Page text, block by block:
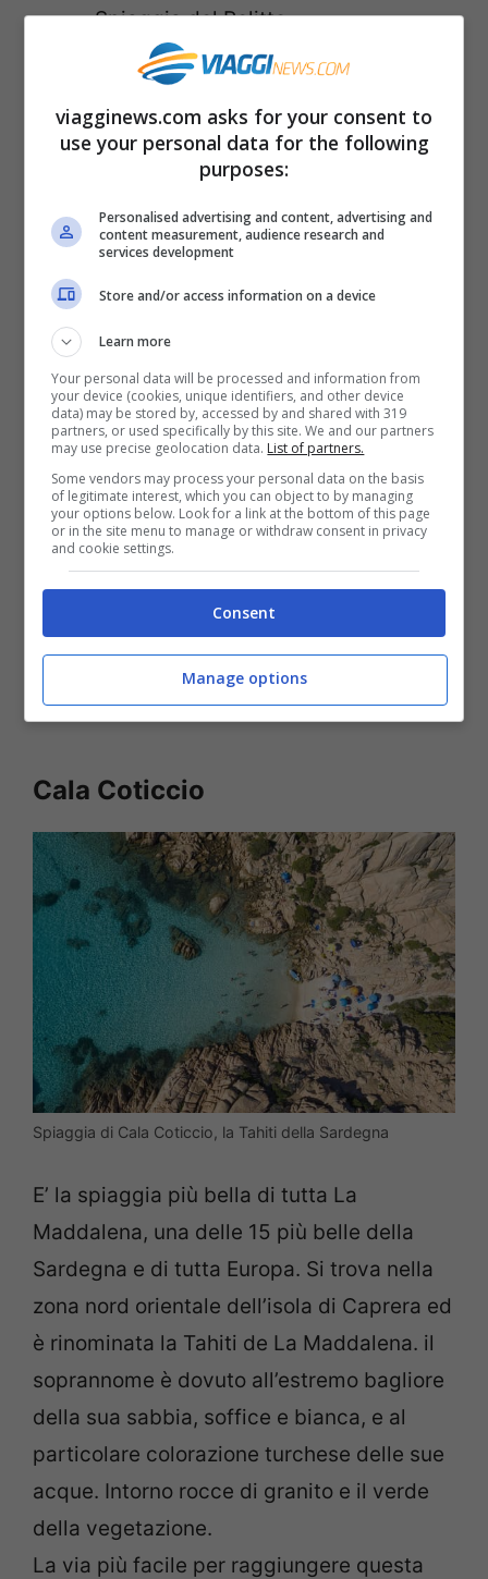
Spiaggia del Relitto
La Mappa delle spiagge di Caprera
Cala Coticcio
Spiaggia di Cala Coticcio, la Tahiti della Sardegna
E’ la spiaggia più bella di tutta La
Maddalena, una delle 15 più belle della
Sardegna e di tutta Europa. Si trova nella
zona nord orientale dell’isola di Caprera ed
è rinominata la Tahiti de La Maddalena. il
soprannome è dovuto all’estremo bagliore
della sua sabbia, soffice e bianca, e al
particolare colorazione turchese delle sue
acque. Intorno rocce di granito e il verde
della vegetazione.
La via più facile per raggiungere questa
viagginews.com asks for your consent to
use your personal data for the following
purposes:
Personalised advertising and content, advertising and
content measurement, audience research and
services development
Store and/or access information on a device
Learn more
Your personal data will be processed and information from
your device (cookies, unique identifiers, and other device
data) may be stored by, accessed by and shared with 319
partners, or used specifically by this site. We and our partners
may use precise geolocation data. List of partners.
Some vendors may process your personal data on the basis
of legitimate interest, which you can object to by managing
your options below. Look for a link at the bottom of this page
or in the site menu to manage or withdraw consent in privacy
and cookie settings.
Consent
Manage options